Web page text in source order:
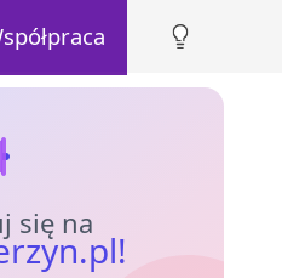
się na